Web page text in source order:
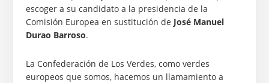
escoger a su candidato a la presidencia de la
Comisión Europea en sustitución de José Manuel
Durao Barroso.
La Confederación de Los Verdes, como verdes
europeos que somos, hacemos un llamamiento a